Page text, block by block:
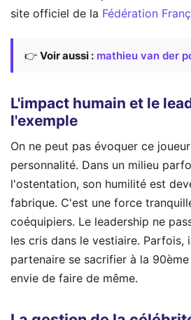
site officiel de la Fédération
👉 Voir aussi : mathieu van der
L'impact humain et le
l'exemple
On ne peut pas évoquer ce
personnalité. Dans un milieu
l'ostentation, son humilité est
fabrique. C'est une force
coéquipiers. Le leadership ne
les cris dans le vestiaire.
partenaire se sacrifier à la
envie de faire de même.